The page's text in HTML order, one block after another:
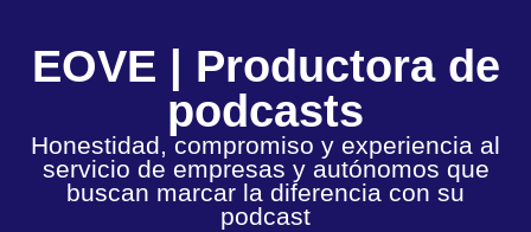
EOVE | Productora de
podcasts
Honestidad, compromiso y experiencia al
servicio de empresas y autónomos que
buscan marcar la diferencia con su
podcast